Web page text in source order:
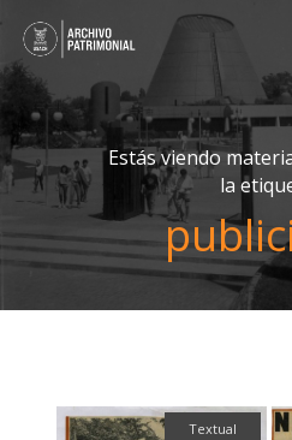
Estás viendo
la
Textual